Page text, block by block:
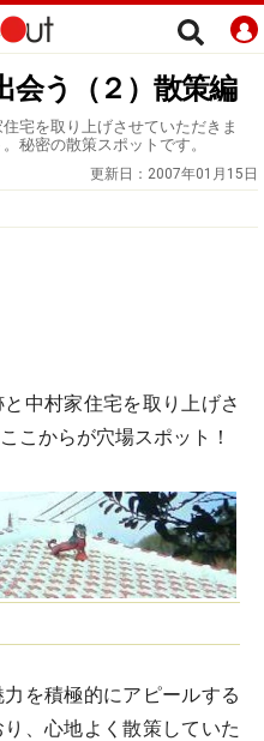
会う（２）散策編
宅を取り上げさせていただきま
秘密の散策スポットです。
更新日： 2007年01月15日
中村家住宅を取り上げさ
こからが穴場スポット！
を積極的にアピールする
、心地よく散策していた